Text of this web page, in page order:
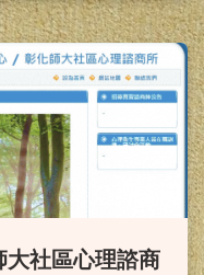
諮商學報」
社會科學期
之 社會科
榮獲113年
社區心理諮商